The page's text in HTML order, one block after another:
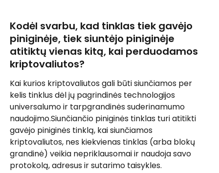
Kodėl svarbu, kad tinklas tiek gavėjo
piniginėje, tiek siuntėjo piniginėje
atitiktų vienas kitą, kai perduodamos
kriptovaliutos?
Kai kurios kriptovaliutos gali būti siunčiamos per
kelis tinklus dėl jų pagrindinės technologijos
universalumo ir tarpgrandinės suderinamumo
naudojimo.Siunčiančio piniginės tinklas turi atitikti
gavėjo piniginės tinklą, kai siunčiamos
kriptovaliutos, nes kiekvienas tinklas (arba blokų
grandinė) veikia nepriklausomai ir naudoja savo
protokolą, adresus ir sutarimo taisykles.